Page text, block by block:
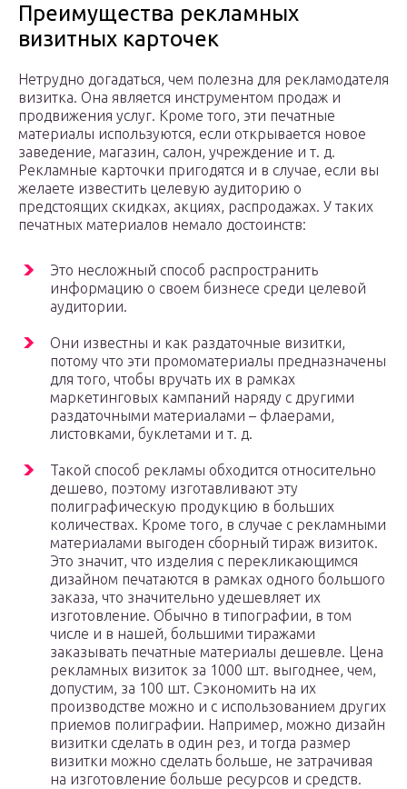
Преимущества рекламных
визитных карточек
Нетрудно догадаться, чем полезна для рекламодателя
визитка. Она является инструментом продаж и
продвижения услуг. Кроме того, эти печатные
материалы используются, если открывается новое
заведение, магазин, салон, учреждение и т. д.
Рекламные карточки пригодятся и в случае, если вы
желаете известить целевую аудиторию о
предстоящих скидках, акциях, распродажах. У таких
печатных материалов немало достоинств:
Это несложный способ распространить
информацию о своем бизнесе среди целевой
аудитории.
Они известны и как раздаточные визитки,
потому что эти промоматериалы предназначены
для того, чтобы вручать их в рамках
маркетинговых кампаний наряду с другими
раздаточными материалами – флаерами,
листовками, буклетами и т. д.
Такой способ рекламы обходится относительно
дешево, поэтому изготавливают эту
полиграфическую продукцию в больших
количествах. Кроме того, в случае с рекламными
материалами выгоден сборный тираж визиток.
Это значит, что изделия с перекликающимся
дизайном печатаются в рамках одного большого
заказа, что значительно удешевляет их
изготовление. Обычно в типографии, в том
числе и в нашей, большими тиражами
заказывать печатные материалы дешевле. Цена
рекламных визиток за 1000 шт. выгоднее, чем,
допустим, за 100 шт. Сэкономить на их
производстве можно и с использованием других
приемов полиграфии. Например, можно дизайн
визитки сделать в один рез, и тогда размер
визитки можно сделать больше, не затрачивая
на изготовление больше ресурсов и средств.